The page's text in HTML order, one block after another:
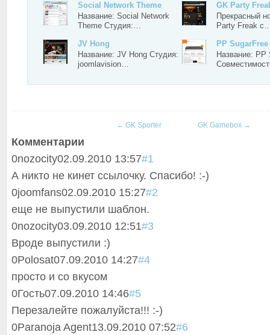
Social Network Theme
Название: Social Network
Theme Студия:…
GK Party
Прекрасный
Party Freak
JV Hong
Название: JV Hong Студия:
joomlavision…
PP SugarFree
Название: PP
← GK Sporter GK Gamebox →
Комментарии
0nozocity02.09.2010 13:57#1
А никто не кинет ссылочку. Спасибо! :-)
0joomfans02.09.2010 15:27#2
еще не выпустили шаблон.
0nozocity03.09.2010 12:51#3
Вроде выпустили :)
0Polosat07.09.2010 14:27#4
просто и со вкусом
0Гость07.09.2010 14:46#5
Перезалейте пожалуйста!!! :-)
0Paranoja Agent13.09.2010 07:52#6